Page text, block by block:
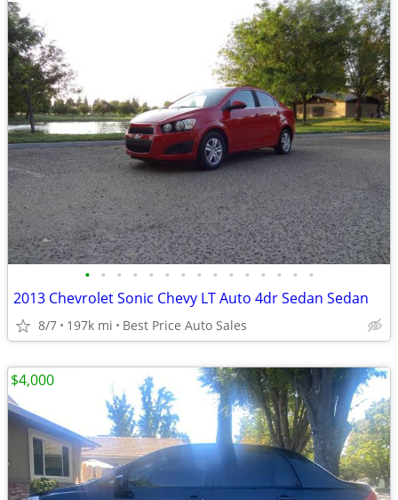
• • • • • • • • • • • • • • •
2013 Chevrolet Sonic Chevy LT Auto 4dr Sedan Sedan
8/7 197k mi Best Price Auto Sales
$4,000